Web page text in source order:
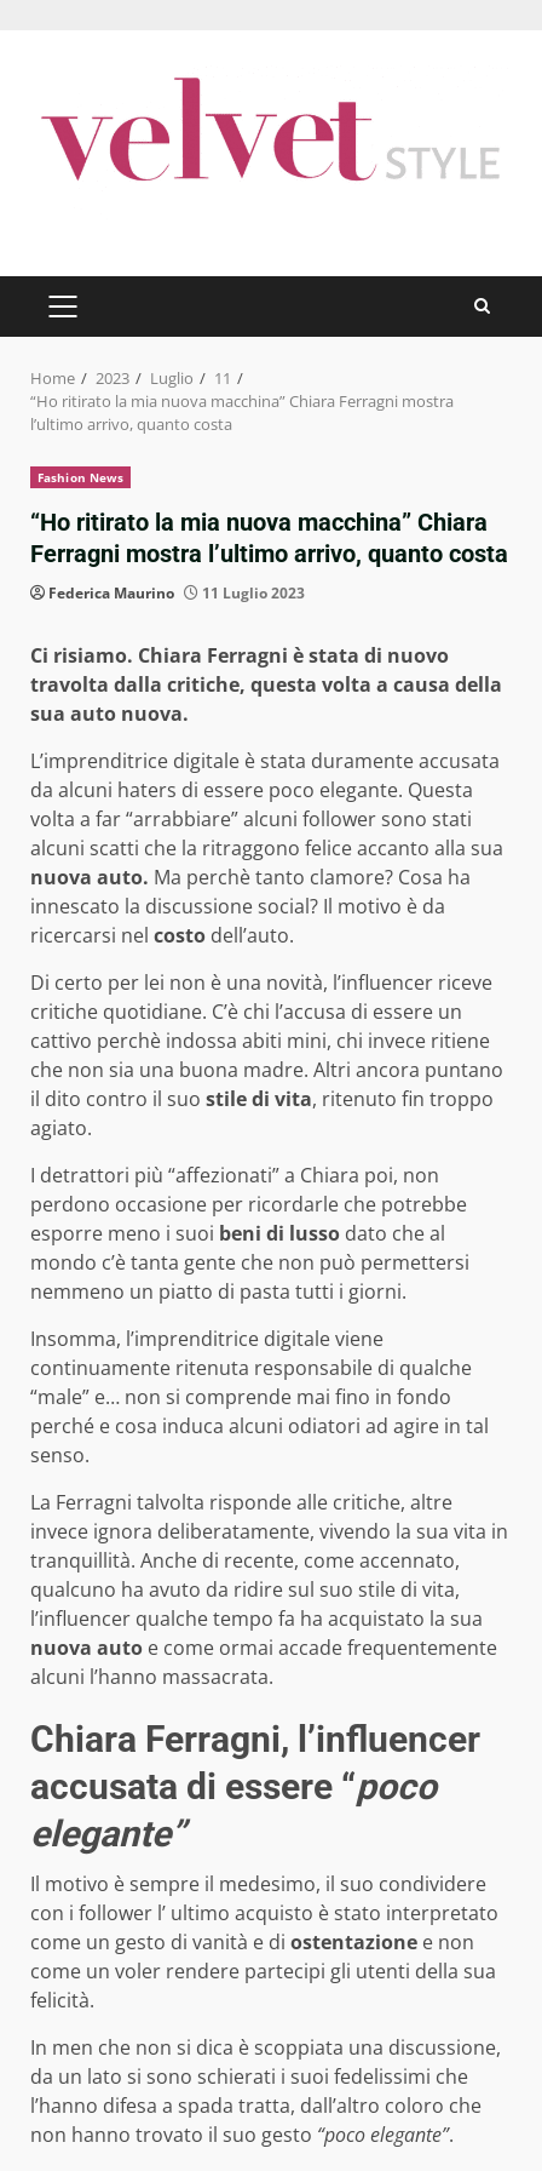
PRIMARY
MENU
Home 2023 Luglio
11
“Ho ritirato la mia nuova macchina” Chiara Ferragni mostra
l’ultimo arrivo, quanto costa
Fashion News
“Ho ritirato la mia nuova macchina” Chiara
Ferragni mostra l’ultimo arrivo, quanto costa
Federica Maurino 11 Luglio 2023
Ci risiamo. Chiara Ferragni è stata di nuovo
travolta dalla critiche, questa volta a causa della
sua auto nuova.
L’imprenditrice digitale è stata duramente accusata
da alcuni haters di essere poco elegante. Questa
volta a far “arrabbiare” alcuni follower sono stati
alcuni scatti che la ritraggono felice accanto alla sua
nuova auto. Ma perchè tanto clamore? Cosa ha
innescato la discussione social? Il motivo è da
ricercarsi nel costo dell’auto.
Di certo per lei non è una novità, l’influencer riceve
critiche quotidiane. C’è chi l’accusa di essere un
cattivo perchè indossa abiti mini, chi invece ritiene
che non sia una buona madre. Altri ancora puntano
il dito contro il suo stile di vita, ritenuto fin troppo
agiato.
I detrattori più “affezionati” a Chiara poi, non
perdono occasione per ricordarle che potrebbe
esporre meno i suoi beni di lusso dato che al
mondo c’è tanta gente che non può permettersi
nemmeno un piatto di pasta tutti i giorni.
Insomma, l’imprenditrice digitale viene
continuamente ritenuta responsabile di qualche
“male” e… non si comprende mai fino in fondo
perché e cosa induca alcuni odiatori ad agire in tal
senso.
La Ferragni talvolta risponde alle critiche, altre
invece ignora deliberatamente, vivendo la sua vita in
tranquillità. Anche di recente, come accennato,
qualcuno ha avuto da ridire sul suo stile di vita,
l’influencer qualche tempo fa ha acquistato la sua
nuova auto e come ormai accade frequentemente
alcuni l’hanno massacrata.
Chiara Ferragni, l’influencer
accusata di essere “poco
elegante”
Il motivo è sempre il medesimo, il suo condividere
con i follower l’ ultimo acquisto è stato interpretato
come un gesto di vanità e di ostentazione e non
come un voler rendere partecipi gli utenti della sua
felicità.
In men che non si dica è scoppiata una discussione,
da un lato si sono schierati i suoi fedelissimi che
l’hanno difesa a spada tratta, dall’altro coloro che
non hanno trovato il suo gesto “poco elegante”.